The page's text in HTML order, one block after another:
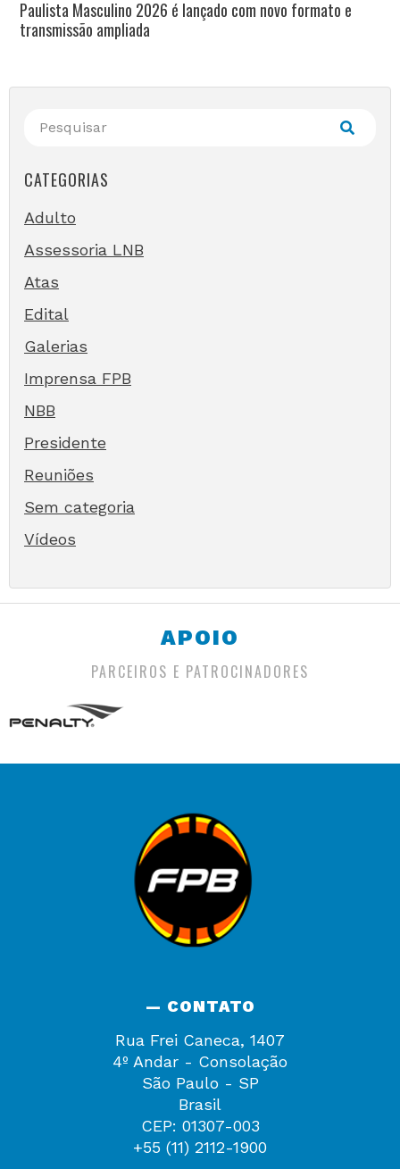
Paulista Masculino 2026 é lançado com novo formato e
transmissão ampliada
CATEGORIAS
Adulto
Assessoria LNB
Atas
Edital
Galerias
Imprensa FPB
NBB
Presidente
Reuniões
Sem categoria
Vídeos
APOIO
PARCEIROS E PATROCINADORES
— CONTATO
Rua Frei Caneca, 1407
4º Andar - Consolação
São Paulo - SP
Brasil
CEP: 01307-003
+55 (11) 2112-1900